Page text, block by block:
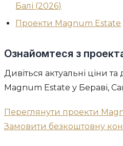
Балі (2026)
Проекти Magnum Estate
Ознайомтеся з
Дивіться актуальні ціни та
Magnum Estate у Бераві,
Переглянути проекти
Замовити безкоштовну